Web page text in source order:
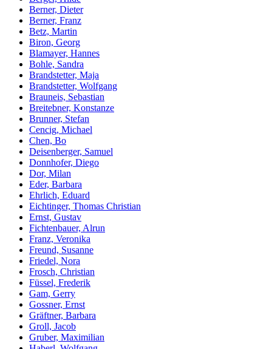
Berner, Dieter
Berner, Franz
Betz, Martin
Biron, Georg
Blamayer, Hannes
Bohle, Sandra
Brandstetter, Maja
Brandstetter, Wolfgang
Brauneis, Sebastian
Breitebner, Konstanze
Brunner, Stefan
Cencig, Michael
Chen, Bo
Deisenberger, Samuel
Donnhofer, Diego
Dor, Milan
Eder, Barbara
Ehrlich, Eduard
Eichtinger, Thomas Christian
Ernst, Gustav
Fichtenbauer, Alrun
Franz, Veronika
Freund, Susanne
Friedel, Nora
Frosch, Christian
Füssel, Frederik
Gam, Gerry
Gossner, Ernst
Gräftner, Barbara
Groll, Jacob
Gruber, Maximilian